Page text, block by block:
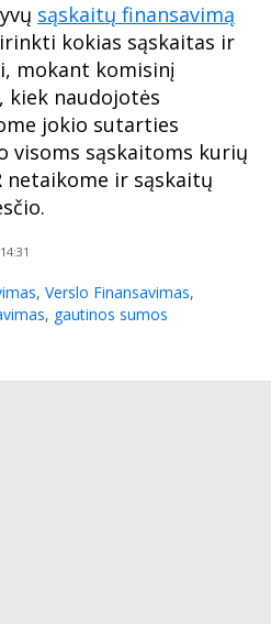
sąskaitų finansavimą
kokias sąskaitas ir
mokant komisinį
kiek naudojotės
jokio sutarties
visoms sąskaitoms kurių
netaikome ir sąskaitų
, Verslo Finansavimas,
, gautinos sumos